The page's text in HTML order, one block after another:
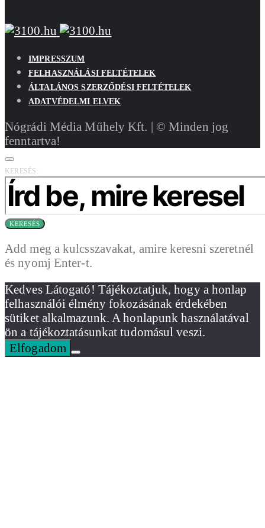
IMPRESSZUM
FELHASZNÁLÁSI FELTÉTELEK
ÁLTALÁNOS SZERZŐDÉSI FELTÉTELEK
ADATVÉDELMI ELVEK
Nógrádi Média Műhely Kft. | © Minden jog
fenntartva!
KERESÉS:
KERESÉS
Add meg a kulcsszavakat, amire keresni szeretnél
és nyomj Enter-t.
Kedves Látogató! Tájékoztatjuk, hogy a honlap
felhasználói élmény fokozásának érdekében
sütiket alkalmazunk. A honlapunk használatával
ön a tájékoztatásunkat tudomásul veszi.
Elfogadom